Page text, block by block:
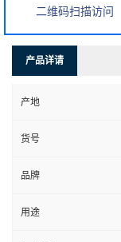
产品详请
产地
货号
品牌
用途
二维码扫描访问